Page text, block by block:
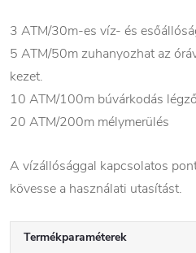
3 ATM/30m-es víz- és
5 ATM/50m zuhanyozhat az
kezet.
10 ATM/100m búvárkodás
20 ATM/200m mélymerülés
A vízállósággal kapcsolatos
kövesse a használati utasítást.
Termékparaméterek